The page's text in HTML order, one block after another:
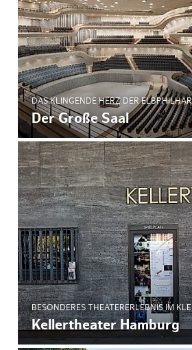
DAS KLINGENDE HERZ DER
Der Große Saal
BESONDERES THEATERERLEBNIS IM
Kellertheater Hamburg